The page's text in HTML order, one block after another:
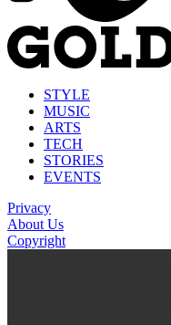
STYLE
MUSIC
ARTS
TECH
STORIES
EVENTS
Privacy
About Us
Copyright